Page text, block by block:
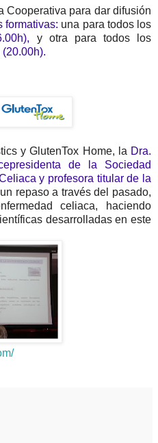
Cooperativa para dar difusión
formativas: una para todos los
y otra para todos los
(20.00h).
y GlutenTox Home, la Dra.
de la Sociedad
y profesora titular de la
repaso a través del pasado,
celiaca, haciendo
desarrolladas en este